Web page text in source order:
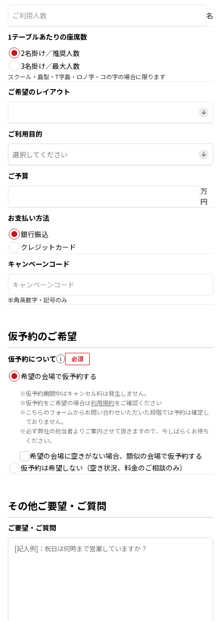
名
1テーブルあたりの座席数
2名掛け／推奨人数
3名掛け／最大人数
スクール・島型・T字島・ロノ字・コの字の場合に限ります
ご希望のレイアウト
ご利用目的
ご予算
万
円
お支払い方法
銀行振込
クレジットカード
キャンペーンコード
半角英数字・記号のみ
仮予約のご希望
仮予約について i 必須
希望の会場で仮予約する
※仮予約期間中はキャンセル料は発生しません。
※仮予約をご希望の場合は利用規約をご確認ください
※こちらのフォームからお問い合わせいただいた段階では予約は確定し
ておりません。
※必ず弊社の担当者よりご案内させて頂きますので、今しばらくお待ち
ください。
希望の会場に空きがない場合、類似の会場で仮予約する
仮予約は希望しない（空き状況、料金のご相談のみ）
その他ご要望・ご質問
ご要望・ご質問